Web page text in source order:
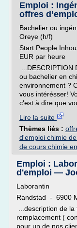
Emploi :
offres
Bachelier ou
Oreye (h/f)
Start People
EUR par heure
ou bachelier en
environnement ?
vous intérésser!
c'est à dire que
Lire la suite
Thèmes liés :
d'emploi chimie
de cours chimie
Emploi :
d'emploi —
Laborantin
Randstad - 6900
...description de
remplacement (
pour un de nos